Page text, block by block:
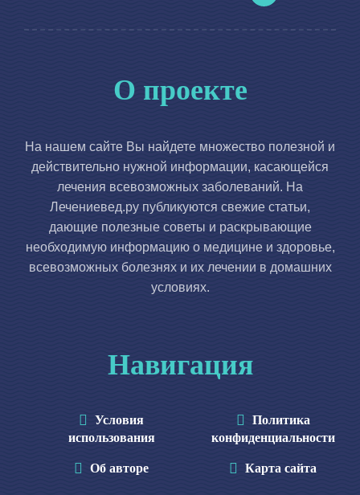
О проекте
На нашем сайте Вы найдете множество полезной и
действительно нужной информации, касающейся
лечения всевозможных заболеваний. На
Лечениевед.ру публикуются свежие статьи,
дающие полезные советы и раскрывающие
необходимую информацию о медицине и здоровье,
всевозможных болезнях и их лечении в домашних
условиях.
Навигация
Условия
использования
Об авторе
Политика
конфиденциальности
Карта сайта